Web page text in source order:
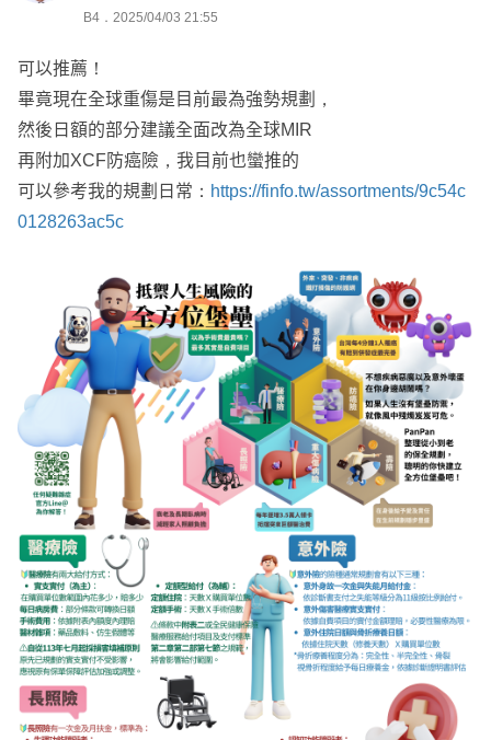
🍔考取15張以上金融證照
🍔個人財產風險管理師
🍔車險調解及勞保諮詢
🍔勞動法令及稅務傳承
🍔個人自媒體創作者
🍔全台都有提供服務
如果有任何問題 歡迎一起討論
點擊『放大鏡聯絡資訊』加LINE諮詢
B4．2025/04/03 21:55
可以推薦！
畢竟現在全球重傷是目前最為強勢規劃，
然後日額的部分建議全面改為全球MIR
再附加XCF防癌險，我目前也蠻推的
可以參考我的規劃日常： https://finfo.tw/assortments/9c54c
0128263ac5c